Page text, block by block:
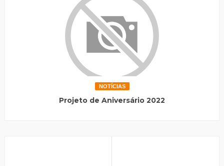
NOTÍCIAS
Projeto de Aniversário 2022